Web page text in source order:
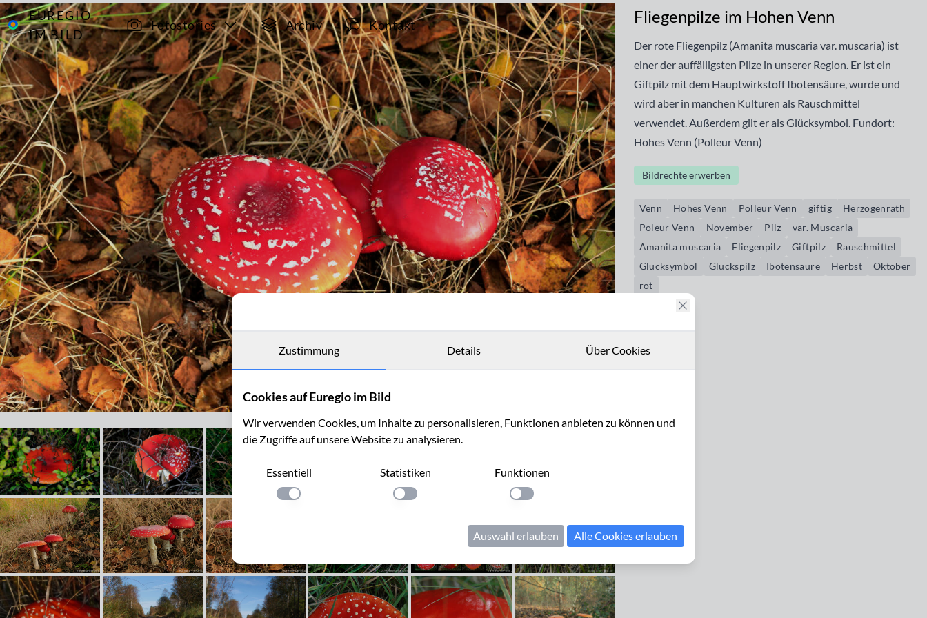
EUREGIO
IM BILD
Fotostories Archiv Kontakt
Archiv 12908 Fliegenpilze im Hohen Venn
Der rote Fliegenpilz (Amanita muscaria var. muscaria) ist
einer der auffälligsten Pilze in unserer Region. Er ist ein
Giftpilz mit dem Hauptwirkstoff Ibotensäure, wurde und
wird aber in manchen Kulturen als Rauschmittel
verwendet. Außerdem gilt er als Glücksymbol. Fundort:
Hohes Venn (Polleur Venn)
Bildrechte erwerben
Venn Hohes Venn Polleur Venn giftig
Herzogenrath
Poleur Venn
November Pilz
var. Muscaria
Amanita muscaria
Fliegenpilz Giftpilz
Rauschmittel
Glücksymbol
Glückspilz Ibotensäure Herbst
Oktober
rot
Zustimmung Details Über Cookies
Cookies auf Euregio im Bild
Wir verwenden Cookies, um Inhalte zu personalisieren, Funktionen anbieten zu können und
die Zugriffe auf unsere Website zu analysieren.
Essentiell
Einstellung anwenden
Statistiken
Einstellung anwenden
Funktionen
Einstellung anwenden
Auswahl erlauben Alle Cookies erlauben